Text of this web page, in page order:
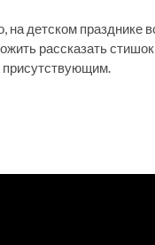
детском празднике
рассказать
присутствующим.